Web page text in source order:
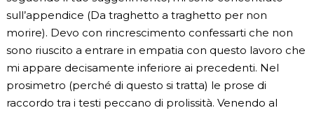
sull’appendice (Da traghetto a traghetto per non
morire). Devo con rincrescimento confessarti che non
sono riuscito a entrare in empatia con questo lavoro che
mi appare decisamente inferiore ai precedenti. Nel
prosimetro (perché di questo si tratta) le prose di
raccordo tra i testi peccano di prolissità. Venendo al